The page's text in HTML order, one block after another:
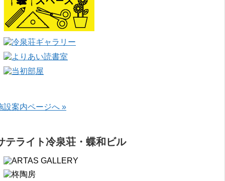
設案内ページへ »
テライト冷泉荘・蝶和ビル